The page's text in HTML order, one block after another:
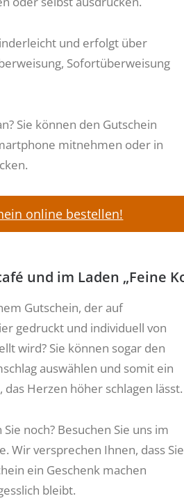
und erfolgt über
Sofortüberweisung
Sie können den Gutschein
mitnehmen oder in
online bestellen!
und im Laden „Feine
Gutschein, der auf
gedruckt und individuell von
wird? Sie können sogar den
auswählen und somit ein
Herzen höher schlagen lässt.
noch? Besuchen Sie uns im
Wir versprechen Ihnen, dass Sie
ein Geschenk machen
bleibt.